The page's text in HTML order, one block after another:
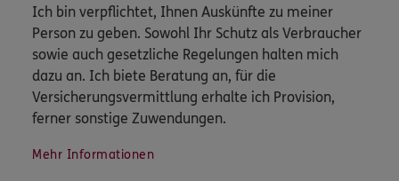
Ich bin verpflichtet, Ihnen Auskünfte zu meiner
Person zu geben. Sowohl Ihr Schutz als Verbraucher
sowie auch gesetzliche Regelungen halten mich
dazu an. Ich biete Beratung an, für die
Versicherungsvermittlung erhalte ich Provision,
ferner sonstige Zuwendungen.
Mehr Informationen